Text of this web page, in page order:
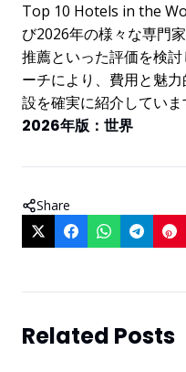
Top 10 Hotels in the
び2026年の様々な専門
推薦といった評価を検
ーチにより、費用と魅
設を確実に紹介していま
2026年版：世界
Share
Related Posts